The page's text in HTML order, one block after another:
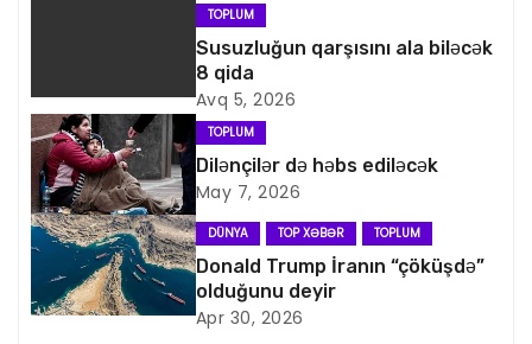
q
a
s
i
y
TOPLUM
Susuzluğun qarşısını ala biləcək
8 qida
Avq 5, 2026
TOPLUM
Dilənçilər də həbs ediləcək
May 7, 2026
DÜNYA TOP XƏBƏR TOPLUM
Donald Trump İranın “çöküşdə”
olduğunu deyir
Apr 30, 2026